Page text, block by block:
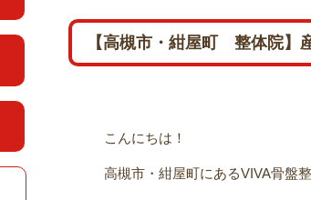
【高槻市・紺屋町 整体院】
こんにちは！
高槻市・紺屋町にあるVIVA骨盤整